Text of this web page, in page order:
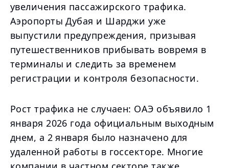
увеличения пассажирского трафика.
Аэропорты Дубая и Шарджи уже
выпустили предупреждения, призывая
путешественников прибывать вовремя в
терминалы и следить за временем
регистрации и контроля безопасности.
Рост трафика не случаен: ОАЭ объявило 1
января 2026 года официальным выходным
днем, а 2 января было назначено для
удаленной работы в госсекторе. Многие